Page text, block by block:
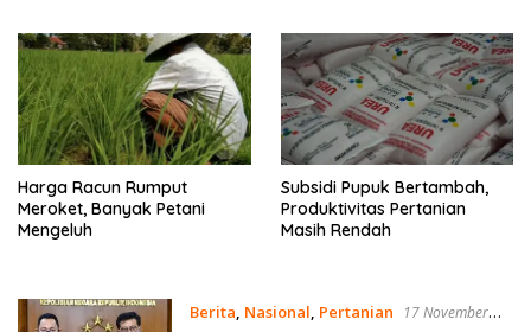
Harga Racun Rumput
Meroket, Banyak Petani
Mengeluh
Subsidi Pupuk Bertambah,
Produktivitas Pertanian
Masih Rendah
Berita, Nasional, Pertanian
17 November